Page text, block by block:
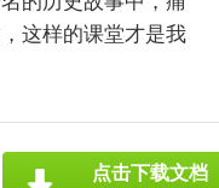
这样的课堂才是我
点击下载文档